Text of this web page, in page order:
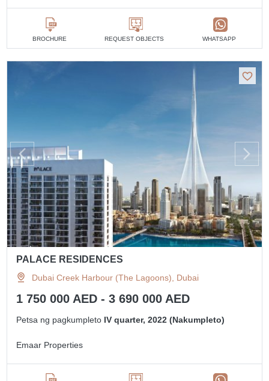
BROCHURE REQUEST OBJECTS WHATSAPP
PALACE RESIDENCES
Dubai Creek Harbour (The Lagoons), Dubai
1 750 000 AED - 3 690 000 AED
Petsa ng pagkumpleto IV quarter, 2022 (Nakumpleto)
Emaar Properties